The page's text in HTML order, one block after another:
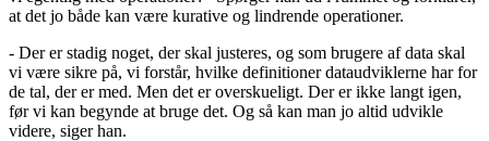
at det jo både kan være kurative og lindrende operationer.
- Der er stadig noget, der skal justeres, og som brugere af data skal
vi være sikre på, vi forstår, hvilke definitioner dataudviklerne har for
de tal, der er med. Men det er overskueligt. Der er ikke langt igen,
før vi kan begynde at bruge det. Og så kan man jo altid udvikle
videre, siger han.